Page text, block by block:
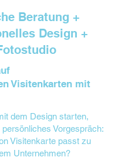
Beratung +
Design +
Visitenkarten mit
dem Design starten,
Vorgespräch:
Visitenkarte passt zu
Unternehmen?